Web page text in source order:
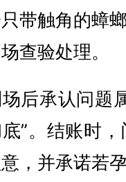
带触角的蟑
查验处理。
后承认问题
”。结账时
，并承诺若